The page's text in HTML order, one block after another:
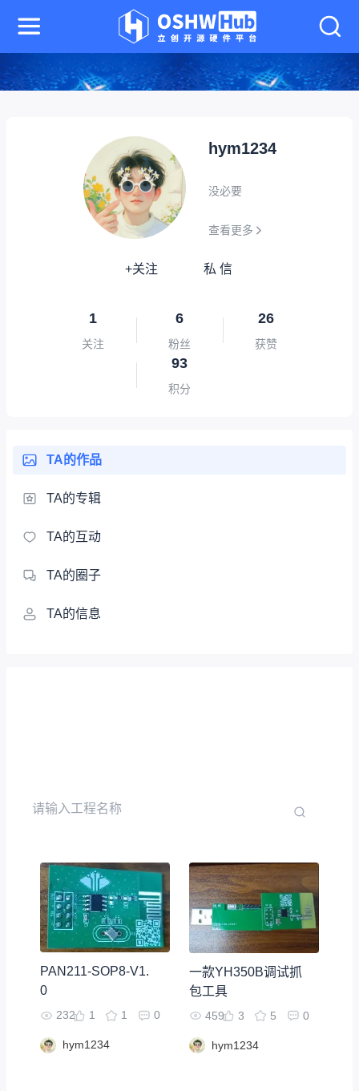
hym1234
没必要
查看更多
+关注 私 信
1
关注
6
粉丝
26
获赞
93
积分
TA的作品
TA的专辑
TA的互动
TA的圈子
TA的信息
PAN211-SOP8-V1.
0
232 1 1 0
hym1234
一款YH350B调试抓
包工具
459 3 5 0
hym1234